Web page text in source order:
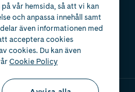
vår hemsida, så att vi kan
och anpassa innehåll samt
även informationen med
acceptera cookies
cookies. Du kan även
Cookie Policy